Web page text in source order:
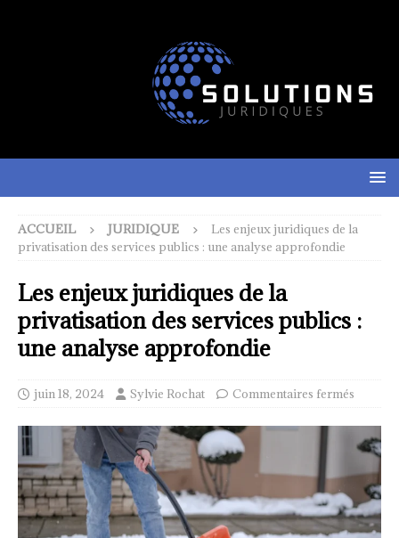
ACCUEIL JURIDIQUE
Les enjeux juridiques de la
privatisation des services publics : une analyse approfondie
Les enjeux juridiques de la
privatisation des services publics :
une analyse approfondie
juin 18, 2024 Sylvie Rochat Commentaires fermés